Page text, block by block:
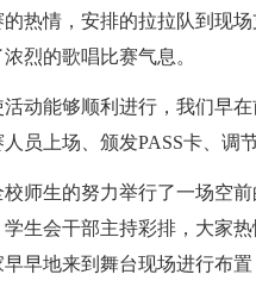
热情，安排的拉拉队到现
烈的歌唱比赛气息。
活动能够顺利进行，我们早
员上场、颁发PASS卡、调
校师生的努力举行了一场空
生会干部主持彩排，大家
早早地来到舞台现场进行布